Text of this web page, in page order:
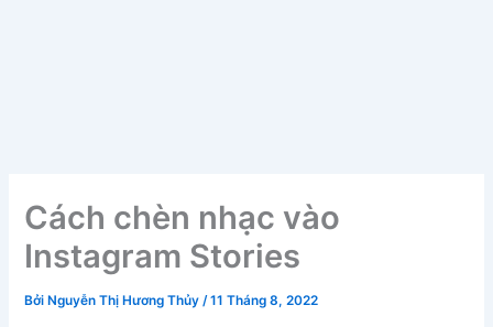
Cách chèn nhạc vào
Instagram Stories
Bởi Nguyễn Thị Hương Thủy/11 Tháng 8, 2022